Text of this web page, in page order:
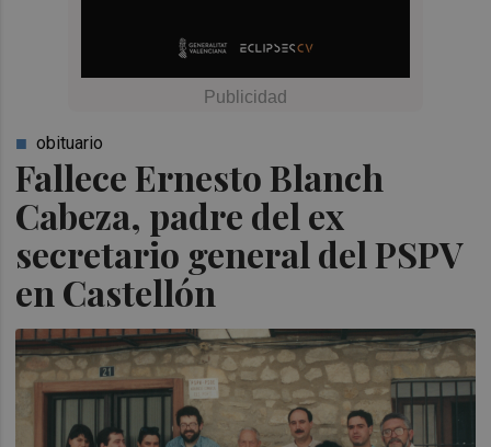
Fallece Ernesto Blanch
Cabeza, padre del ex
secretario general del PSPV
en Castellón
obituario